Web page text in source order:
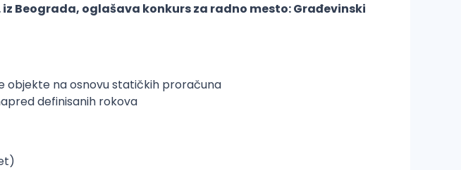
iz Beograda, oglašava konkurs za radno mesto:Građevinski
objekte na osnovu statičkih proračuna
definisanih rokova